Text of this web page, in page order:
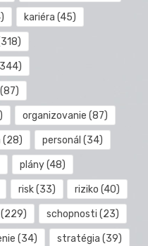
kariéra (45)
organizovanie (87)
(28) personál (34)
plány(48)
risk(33) riziko (40)
(229) schopnosti (23)
(34) stratégia (39)